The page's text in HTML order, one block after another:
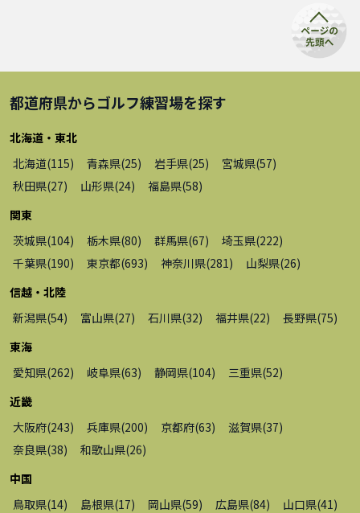
都道府県からゴルフ練習場を探す
北海道・東北
北海道(115) 青森県(25) 岩手県(25) 宮城県(57)
秋田県(27) 山形県(24) 福島県(58)
関東
茨城県(104) 栃木県(80) 群馬県(67) 埼玉県(222)
千葉県(190) 東京都(693) 神奈川県(281 ) 山梨県(26)
信越・北陸
新潟県(54) 富山県(27) 石川県(32) 福井県(22) 長野県(75)
東海
愛知県(262) 岐阜県(63) 静岡県(104) 三重県(52)
近畿
大阪府(243) 兵庫県(200) 京都府(63) 滋賀県(37)
奈良県(38) 和歌山県(26)
中国
鳥取県(14) 島根県(17) 岡山県(59) 広島県(84) 山口県(41 )